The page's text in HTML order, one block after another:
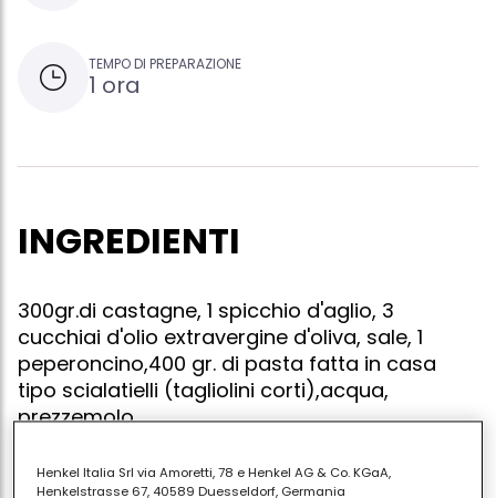
TEMPO DI PREPARAZIONE
1 ora
INGREDIENTI
300gr.di castagne, 1 spicchio d'aglio, 3
cucchiai d'olio extravergine d'oliva, sale, 1
peperoncino,400 gr. di pasta fatta in casa
tipo scialatielli (tagliolini corti),acqua,
prezzemolo
Henkel Italia Srl via Amoretti, 78 e Henkel AG & Co. KGaA,
Henkelstrasse 67, 40589 Duesseldorf, Germania